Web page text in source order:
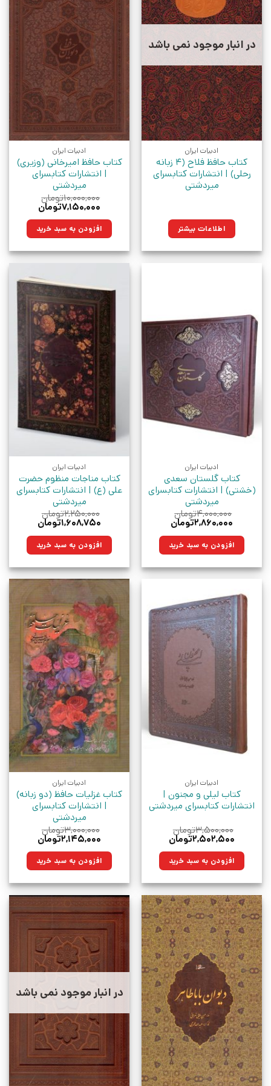
در انبار موجود نمی باشد
ادبیات ایران
کتاب حافظ فلاح (4 زبانه
رحلی) | انتشارات کتابسرای
میردشتی
اطلاعات بیشتر
ادبیات ایران
کتاب حافظ امیرخانی (وزیری)
| انتشارات کتابسرای
میردشتی
۱۰,۰۰۰,۰۰۰تومان
قیمت
۱۰,۰۰۰,۰۰۰تومان
بود.
۷,۱۵۰,۰۰۰تومان
۷,۱۵۰,۰۰۰تومان. افزودن به سبد خرید
ادبیات ایران
کتاب گلستان سعدی
(خشتی) | انتشارات کتابسرای
میردشتی
۴,۰۰۰,۰۰۰تومان
قیمت
۴,۰۰۰,۰۰۰تومان
بود.
۲,۸۶۰,۰۰۰تومان
۲,۸۶۰,۰۰۰تومان. افزودن به سبد خرید
ادبیات ایران
کتاب مناجات منظوم حضرت
علی (ع) | انتشارات کتابسرای
میردشتی
۲,۲۵۰,۰۰۰تومان
قیمت
۲,۲۵۰,۰۰۰تومان
بود.
۱,۶۰۸,۷۵۰تومان
۱,۶۰۸,۷۵۰تومان. افزودن به سبد خرید
ادبیات ایران
کتاب لیلی و مجنون |
انتشارات کتابسرای میردشتی
۳,۵۰۰,۰۰۰تومان
قیمت
۳,۵۰۰,۰۰۰تومان
بود.
۲,۵۰۲,۵۰۰تومان
۲,۵۰۲,۵۰۰تومان. افزودن به سبد خرید
ادبیات ایران
کتاب غزلیات حافظ (دو زبانه)
| انتشارات کتابسرای
میردشتی
۳,۰۰۰,۰۰۰تومان
قیمت
۳,۰۰۰,۰۰۰تومان
بود.
۲,۱۴۵,۰۰۰تومان
۲,۱۴۵,۰۰۰تومان. افزودن به سبد خرید
در انبار موجود نمی باشد